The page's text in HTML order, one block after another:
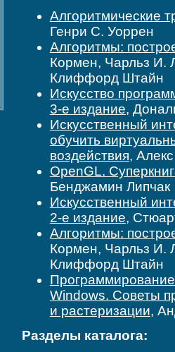
Алгоритмические
Генри С. Уоррен
Алгоритмы:
Кормен, Чарльз И.
Клиффорд Штайн
Искусство
3-е издание,
Искусственный
обучить
воздействия,
OpenGL.
Бенджамин Липчак
Искусственный
2-е издание,
Алгоритмы:
Кормен, Чарльз И.
Клиффорд Штайн
Windows. Советы
и растеризации,
Разделы каталога: